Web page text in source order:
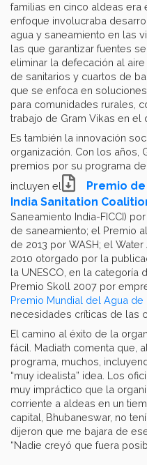
familias en cinco aldeas era
enfoque involucraba
agua y saneamiento en las
las que garantizar fuentes
eliminar la defecación al
de sanitarios y cuartos de
que se enfoca en
para comunidades rurales,
trabajo de Gram Vikas en el
Es también la innovación
organización. Con los años,
premios por su programa
incluyen el
Premio
India Sanitation
Saneamiento India-FICCI)
de saneamiento; el Premio
de 2013 por WASH; el
2010 otorgado por la
la UNESCO, en la categoría
Premio Skoll 2007 por
Premio Mundial del Agua de
necesidades críticas de las
El camino al éxito de la
fácil. Madiath comenta que,
programa, muchos,
“muy idealista” idea. Los
muy impráctico que la
corriente a aldeas en un
capital, Bhubaneswar, no
dijeron que me bajara de
“Nadie creyó que fuera